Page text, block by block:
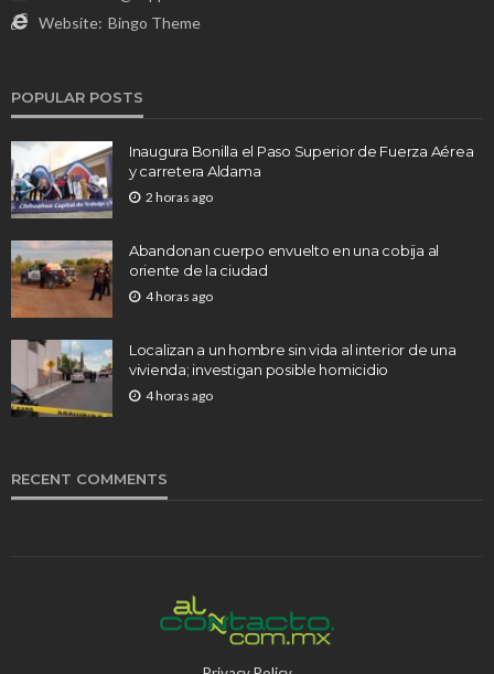
Website: Bingo Theme
POPULAR POSTS
Inaugura Bonilla el Paso Superior de Fuerza Aérea
y carretera Aldama
2 horas ago
Abandonan cuerpo envuelto en una cobija al
oriente de la ciudad
4 horas ago
Localizan a un hombre sin vida al interior de una
vivienda; investigan posible homicidio
4 horas ago
RECENT COMMENTS